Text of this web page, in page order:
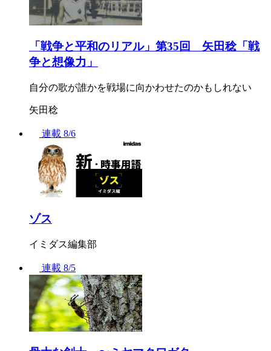
「戦争と平和のリアル」第35回 矢田稔「戦
争と想像力」
自分の歌が誰かを戦場に向かわせたのかもしれない
矢田稔
連載 8/6
ゾス
イミダス編集部
連載 8/5